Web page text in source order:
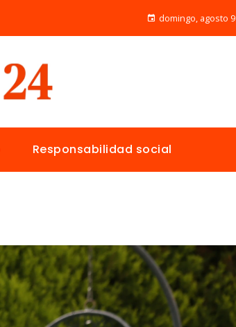
domingo, agosto 9
Responsabilidad social